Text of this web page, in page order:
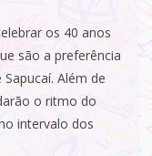
os 40 anos
são a preferência
Além de
o ritmo do
intervalo dos